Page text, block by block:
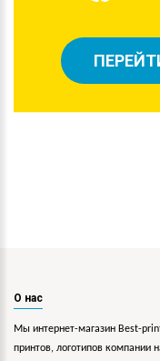
О нас
Мы интернет-магазин Best-
принтов, логотипов компании